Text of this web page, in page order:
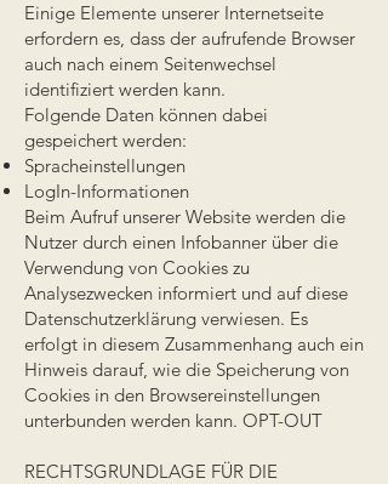
Einige Elemente unserer Internetseite
erfordern es, dass der aufrufende Browser
auch nach einem Seitenwechsel
identifiziert werden kann.
Folgende Daten können dabei
gespeichert werden:
Spracheinstellungen
LogIn-Informationen
Beim Aufruf unserer Website werden die
Nutzer durch einen Infobanner über die
Verwendung von Cookies zu
Analysezwecken informiert und auf diese
Datenschutzerklärung verwiesen. Es
erfolgt in diesem Zusammenhang auch ein
Hinweis darauf, wie die Speicherung von
Cookies in den Browsereinstellungen
unterbunden werden kann. OPT-OUT
RECHTSGRUNDLAGE FÜR DIE